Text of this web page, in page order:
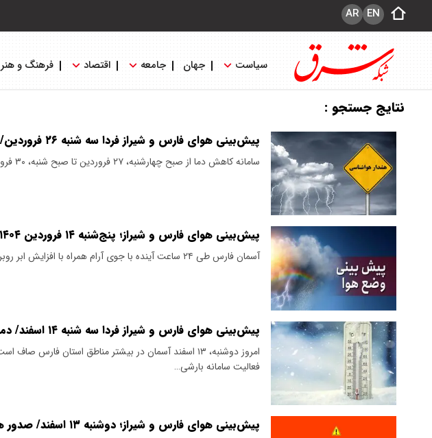
EN
AR
سیاست جهان جامعه اقتصاد فرهنگ و هنر
نتایج جستجو :
پیش‌بینی هوای فارس و شیراز فردا سه شنبه ۲۶ فروردین/ صدور هشدار زرد هواشناسی
سامانه کاهش دما از صبح چهارشنبه، ۲۷ فروردین تا صبح شنبه، ۳۰ فروردین در استان وجود خواهد داشت.
پیش‌بینی هوای فارس و شیراز؛ پنج‌شنبه ۱۴ فروردین ۱۴۰۴
آسمان فارس طی ۲۴ ساعت آینده با جوی آرام همراه با افزایش ابر روبرو است.
پیش‌بینی هوای فارس و شیراز فردا سه شنبه ۱۴ اسفند/ دمای منفی ۱۶ درجه ثبت شد
فعالیت سامانه بارشی…
پیش‌بینی هوای فارس و شیراز؛ دوشنبه ۱۳ اسفند/ صدور هشدار نارنجی